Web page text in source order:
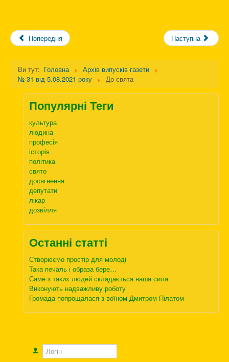
Попередня Наступна
Ви тут: Головна
Архів випусків газети
№ 31 від 5.08.2021 року
До свята
Популярні Теги
культура
людина
професія
історія
політика
свято
досягнення
депутати
лікар
дозвілля
Останні статті
Створюємо простір для молоді
Така печаль і образа бере…
Саме з таких людей складається наша сила
Виконують надважливу роботу
Громада попрощалася з воїном Дмитром Пілатом
Логін